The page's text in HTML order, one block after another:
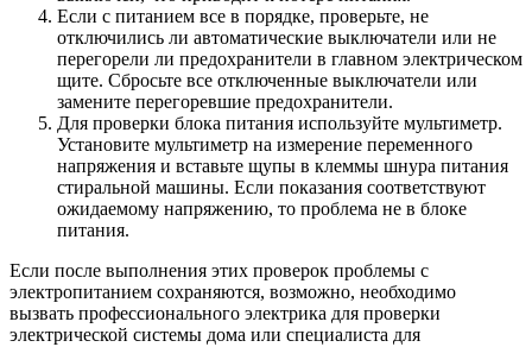
Если с питанием все в порядке, проверьте, не
отключились ли автоматические выключатели или не
перегорели ли предохранители в главном электрическом
щите. Сбросьте все отключенные выключатели или
замените перегоревшие предохранители.
Для проверки блока питания используйте мультиметр.
Установите мультиметр на измерение переменного
напряжения и вставьте щупы в клеммы шнура питания
стиральной машины. Если показания соответствуют
ожидаемому напряжению, то проблема не в блоке
питания.
Если после выполнения этих проверок проблемы с
электропитанием сохраняются, возможно, необходимо
вызвать профессионального электрика для проверки
электрической системы дома или специалиста для